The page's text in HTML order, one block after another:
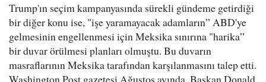
Trump'ın seçim kampanyasında sürekli gündeme getirdiği
bir diğer konu ise, "işe yaramayacak adamların” ABD'ye
gelmesinin engellenmesi için Meksika sınırına "harika”
bir duvar örülmesi planları olmuştu. Bu duvarın
masraflarının Meksika tarafından karşılanmasını talep etti.
Washington Post gazetesi Ağustos ayında, Başkan Donald